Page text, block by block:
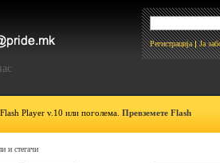
Регистрација Ја
Player v.10 или поголема. Превземете Flash
и стегачи